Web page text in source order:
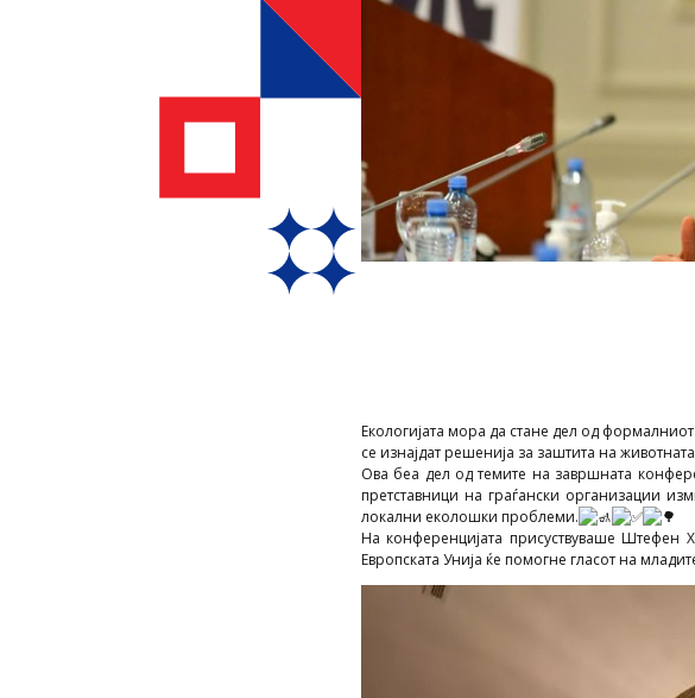
Екологијата мора да стане дел од
се изнајдат решенија за заштита на
Ова беа дел од темите на завршната
претставници на граѓански организации
локални еколошки проблеми.
На конференцијата присуствуваше Штефен
Европската Унија ќе помогне гласот на